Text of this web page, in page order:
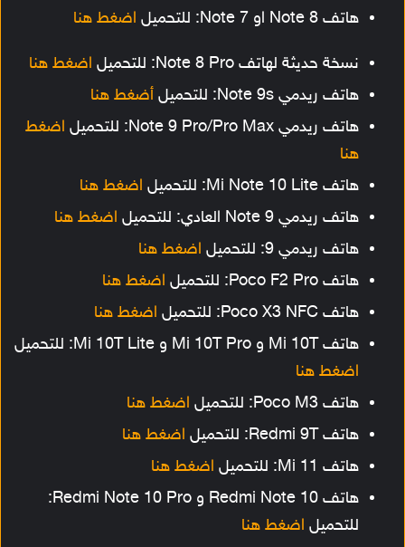
هاتف Note 8 او Note 7: للتحميل اضغط هنا
نسخة حديثة لهاتف Note 8 Pro: للتحميل
اضغط هنا
هاتف ريدمي Note 9s: للتحميل
أضغط هنا
هاتف ريدمي Note 9 Pro/Pro Max: للتحميل
اضغط
هنا
هاتف Mi Note 10 Lite: للتحميل
اضغط هنا
هاتف ريدمي Note 9 العادي: للتحميل
اضغط هنا
هاتف ريدمي 9: للتحميل
اضغط هنا
هاتف Poco F2 Pro: للتحميل
اضغط هنا
هاتف Poco X3 NFC: للتحميل
اضغط هنا
هاتف Mi 10T و Mi 10T Pro و Mi 10T Lite: للتحميل
اضغط هنا
هاتف Poco M3: للتحميل
اضغط هنا
هاتف Redmi 9T: للتحميل
اضغط هنا
هاتف Mi 11: للتحميل
اضغط هنا
هاتف Redmi Note 10 و Redmi Note 10 Pro:
للتحميل اضغط هنا